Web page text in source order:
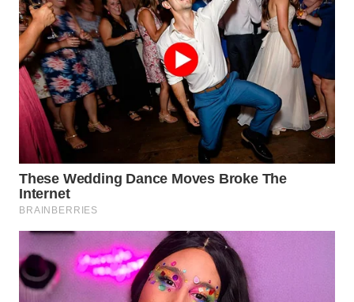
WAHANANEWS
NET
WAHANA
SPORT
WAHANA
UMKM
WAHANA
SELEB
WAHANA
PERSONA